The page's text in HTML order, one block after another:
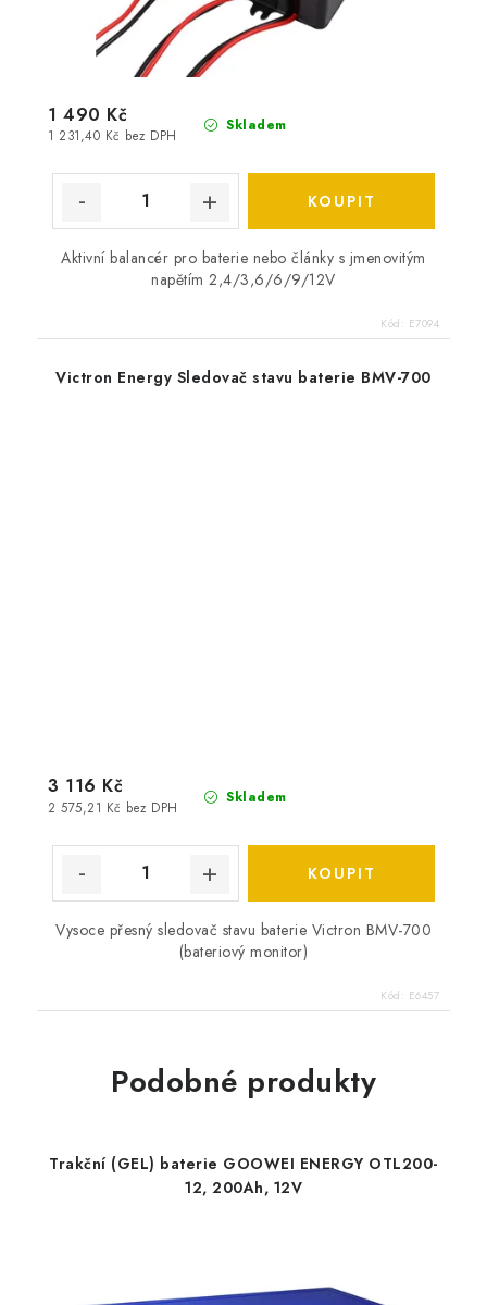
Skladem
1 231,40 Kč bez DPH
1 490 Kč
Aktivní balancér pro baterie nebo články s jmenovitým
napětím 2,4/3,6/6/9/12V
Kód: E7094
Victron Energy Sledovač stavu baterie BMV-700
Skladem
2 575,21 Kč bez DPH
3 116 Kč
Vysoce přesný sledovač stavu baterie Victron BMV-700
(bateriový monitor)
Kód: E6457
Podobné produkty
Trakční (GEL) baterie GOOWEI ENERGY OTL200-
12, 200Ah, 12V